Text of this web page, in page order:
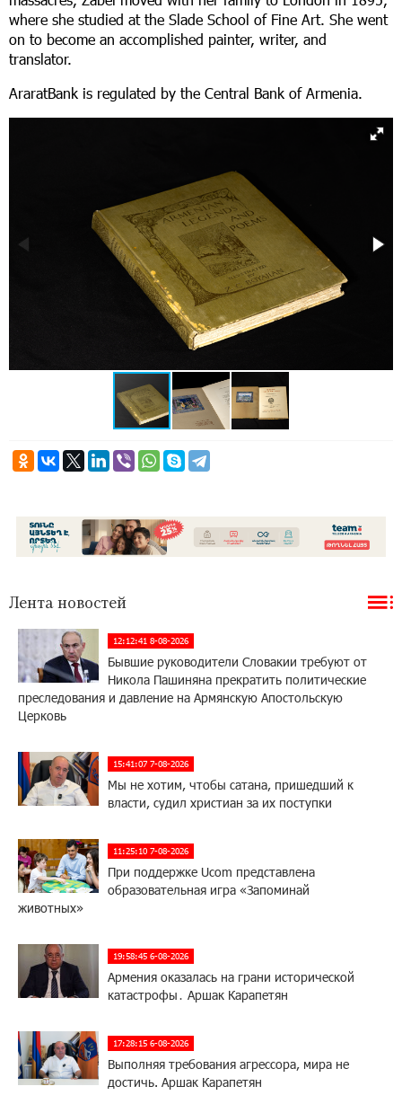
where she studied at the Slade School of Fine Art. She went
on to become an accomplished painter, writer, and
translator.
AraratBank is regulated by the Central Bank of Armenia.
Лента новостей
12:12:41 8-08-2026
Бывшие руководители Словакии требуют от
Никола Пашиняна прекратить политические
преследования и давление на Армянскую Апостольскую
Церковь
15:41:07 7-08-2026
Мы не хотим, чтобы сатана, пришедший к
власти, судил христиан за их поступки
11:25:10 7-08-2026
При поддержке Ucom представлена
образовательная игра «Запоминай
животных»
19:58:45 6-08-2026
Армения оказалась на грани исторической
катастрофы․ Аршак Карапетян
17:28:15 6-08-2026
Выполняя требования агрессора, мира не
достичь. Аршак Карапетян